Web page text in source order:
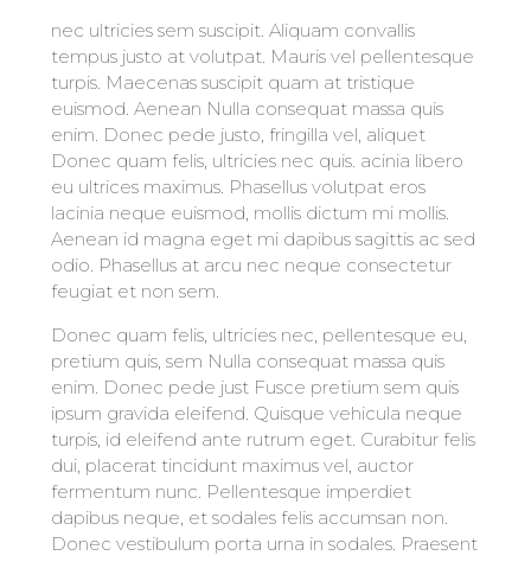
nec ultricies sem suscipit. Aliquam convallis
tempus justo at volutpat. Mauris vel pellentesque
turpis. Maecenas suscipit quam at tristique
euismod. Aenean Nulla consequat massa quis
enim. Donec pede justo, fringilla vel, aliquet
Donec quam felis, ultricies nec quis. acinia libero
eu ultrices maximus. Phasellus volutpat eros
lacinia neque euismod, mollis dictum mi mollis.
Aenean id magna eget mi dapibus sagittis ac sed
odio. Phasellus at arcu nec neque consectetur
feugiat et non sem.
Donec quam felis, ultricies nec, pellentesque eu,
pretium quis, sem Nulla consequat massa quis
enim. Donec pede just Fusce pretium sem quis
ipsum gravida eleifend. Quisque vehicula neque
turpis, id eleifend ante rutrum eget. Curabitur felis
dui, placerat tincidunt maximus vel, auctor
fermentum nunc. Pellentesque imperdiet
dapibus neque, et sodales felis accumsan non.
Donec vestibulum porta urna in sodales. Praesent